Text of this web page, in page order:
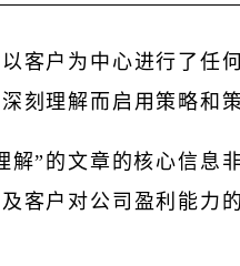
客户为中心进行了任
刻理解而启用策略和
解”的文章的核心信息
客户对公司盈利能力